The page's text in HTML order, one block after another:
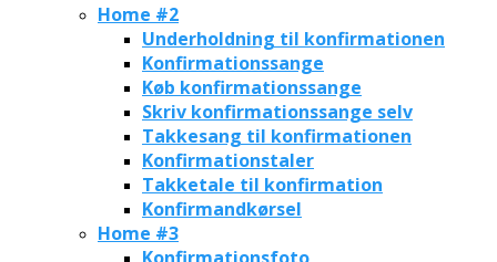
Home #2
Underholdning til konfirmationen
Konfirmationssange
Køb konfirmationssange
Skriv konfirmationssange selv
Takkesang til konfirmationen
Konfirmationstaler
Takketale til konfirmation
Konfirmandkørsel
Home #3